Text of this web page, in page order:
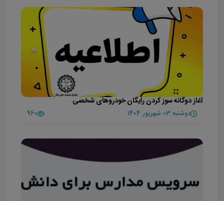
آغاز دوگانه سوز کردن رایگان خودروهای شخصی
دوشنبه 03 شهریور 1404 960